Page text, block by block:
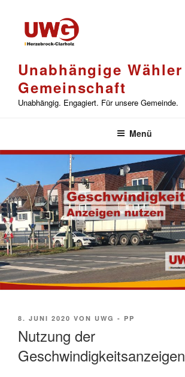
springen
Unabhängige Wähler
Gemeinschaft
Unabhängig. Engagiert. Für unsere Gemeinde.
Menü
VERÖFFENTLICHT
8. JUNI 2020 VON UWG - PP
Nutzung der
Geschwindigkeitsanzeigen